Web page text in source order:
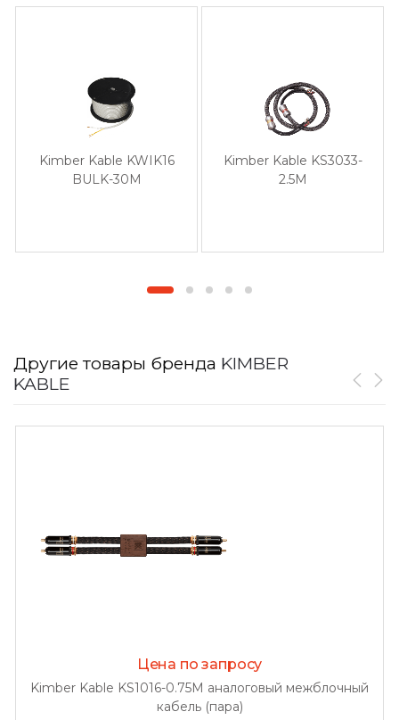
Kimber Kable KWIK16
BULK-30M
Kimber Kable KS3033-
2.5M
Другие товары бренда KIMBER
KABLE
Цена по запросу
Kimber Kable KS1016-0.75M аналоговый межблочный
кабель (пара)